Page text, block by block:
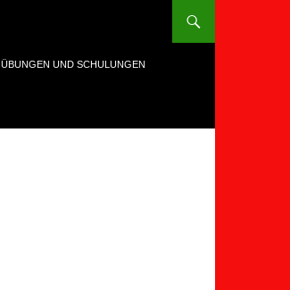
ÜBUNGEN UND SCHULUNGEN